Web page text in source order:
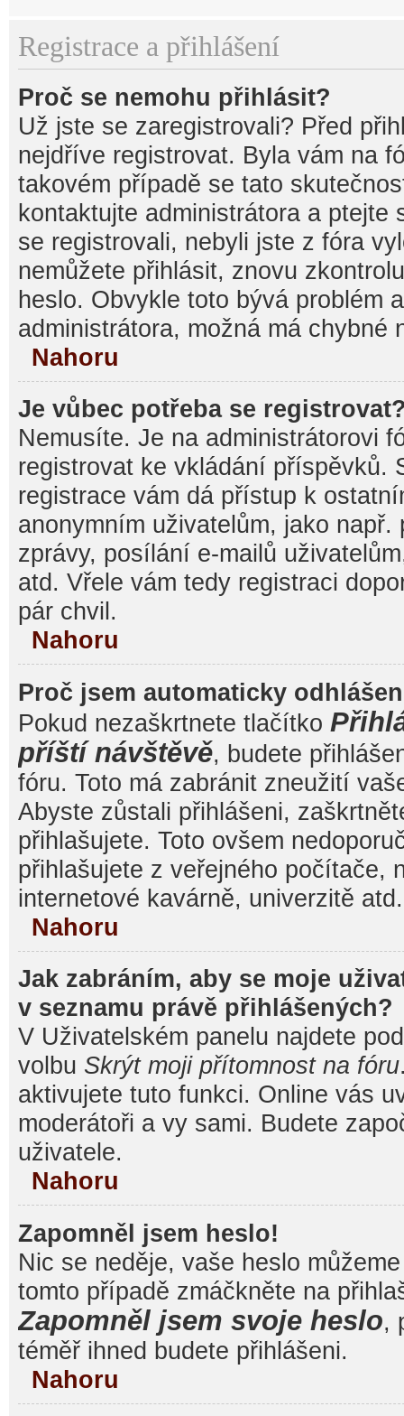
Registrace a přihlášení
Proč se nemohu přihlásit?
Už jste se zaregistrovali? Před
nejdříve registrovat. Byla vám na
takovém případě se tato
kontaktujte administrátora a ptejte
se registrovali, nebyli jste z fóra
nemůžete přihlásit, znovu
heslo. Obvykle toto bývá problém
administrátora, možná má chybné
Nahoru
Je vůbec potřeba se
Nemusíte. Je na administrátorovi
registrovat ke vkládání příspěvků.
registrace vám dá přístup k
anonymním uživatelům, jako např.
zprávy, posílání e-mailů
atd. Vřele vám tedy registraci
pár chvil.
Nahoru
Proč jsem automaticky
Pokud nezaškrtnete tlačítko
příští návštěvě, budete
fóru. Toto má zabránit zneužití
Abyste zůstali přihlášeni,
přihlašujete. Toto ovšem
přihlašujete z veřejného počítače,
internetové kavárně, univerzitě atd.
Nahoru
Jak zabráním, aby se moje
v seznamu právě přihlášených?
V Uživatelském panelu najdete
volbu Skrýt moji přítomnost na fóru
aktivujete tuto funkci. Online vás
moderátoři a vy sami. Budete
uživatele.
Nahoru
Zapomněl jsem heslo!
Nic se neděje, vaše heslo
tomto případě zmáčkněte na
Zapomněl jsem svoje heslo,
téměř ihned budete přihlášeni.
Nahoru